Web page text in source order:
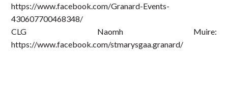
https://www.facebook.com/Granard-Events-
430607700468348/
CLG Naomh Muire:
https://www.facebook.com/stmarysgaa.granard/